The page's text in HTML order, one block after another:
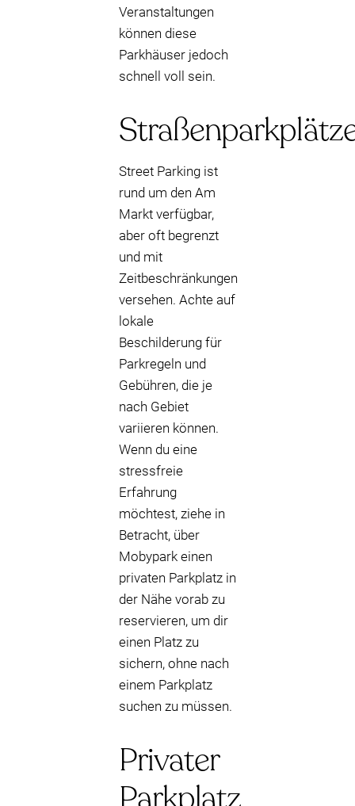
Veranstaltungen
können diese
Parkhäuser jedoch
schnell voll sein.
Street Parking ist
rund um den Am
Markt verfügbar,
aber oft begrenzt
und mit
Zeitbeschränkungen
versehen. Achte auf
lokale
Beschilderung für
Parkregeln und
Gebühren, die je
nach Gebiet
variieren können.
Wenn du eine
stressfreie
Erfahrung
möchtest, ziehe in
Betracht, über
Mobypark einen
privaten Parkplatz in
der Nähe vorab zu
reservieren, um dir
einen Platz zu
sichern, ohne nach
einem Parkplatz
suchen zu müssen.
Privater